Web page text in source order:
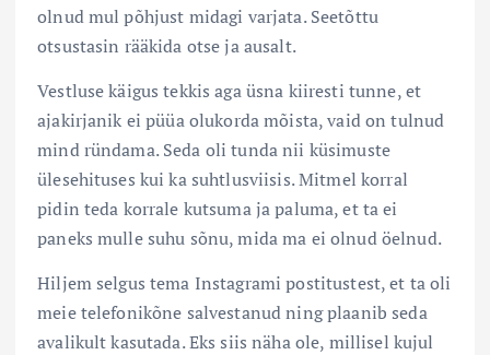
olnud mul põhjust midagi varjata. Seetõttu
otsustasin rääkida otse ja ausalt.
Vestluse käigus tekkis aga üsna kiiresti tunne, et
ajakirjanik ei püüa olukorda mõista, vaid on tulnud
mind ründama. Seda oli tunda nii küsimuste
ülesehituses kui ka suhtlusviisis. Mitmel korral
pidin teda korrale kutsuma ja paluma, et ta ei
paneks mulle suhu sõnu, mida ma ei olnud öelnud.
Hiljem selgus tema Instagrami postitustest, et ta oli
meie telefonikõne salvestanud ning plaanib seda
avalikult kasutada. Eks siis näha ole, millisel kujul